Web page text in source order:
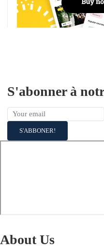
S'abonner à
About Us